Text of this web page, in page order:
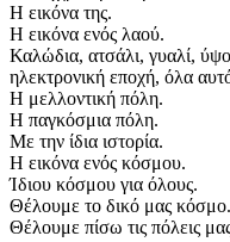
Η εικόνα της.
Η εικόνα ενός λαού.
Καλώδια, ατσάλι, γυαλί,
ηλεκτρονική εποχή, όλα
Η μελλοντική πόλη.
Η παγκόσμια πόλη.
Με την ίδια ιστορία.
Η εικόνα ενός κόσμου.
Ίδιου κόσμου για όλους.
Θέλουμε το δικό μας κόσμο.
Θέλουμε πίσω τις πόλεις